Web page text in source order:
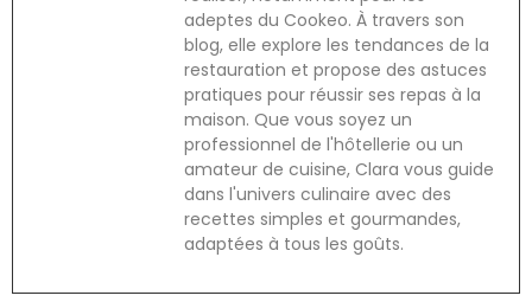
adeptes du Cookeo. À travers son
blog, elle explore les tendances de la
restauration et propose des astuces
pratiques pour réussir ses repas à la
maison. Que vous soyez un
professionnel de l'hôtellerie ou un
amateur de cuisine, Clara vous guide
dans l'univers culinaire avec des
recettes simples et gourmandes,
adaptées à tous les goûts.